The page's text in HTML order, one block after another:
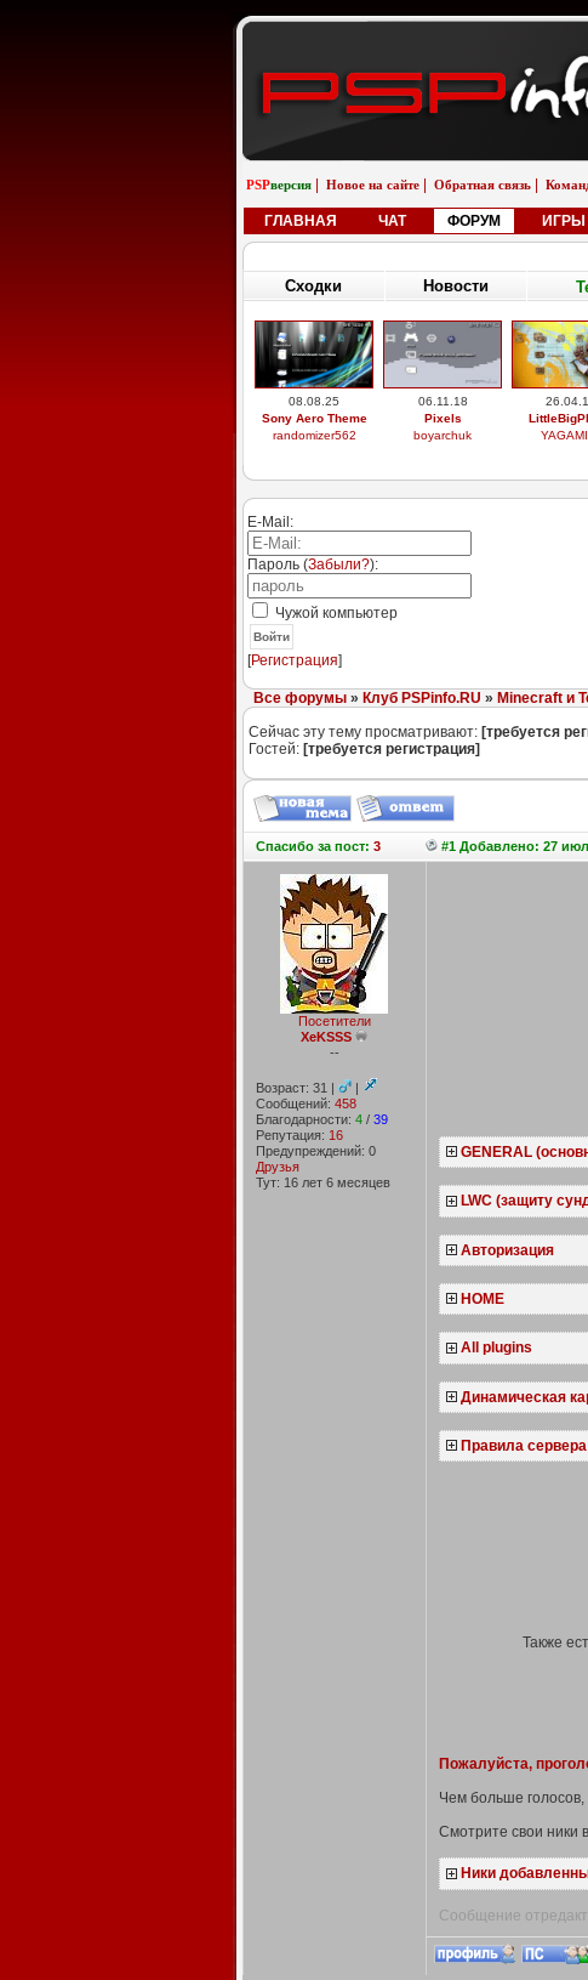
PSPверсия Новое на сайте Обратная связь
ГЛАВНАЯ ЧАТ ФОРУМ ИГРЫ
Сходки Новости
08.08.25
Sony Aero Theme
randomizer562
06.11.18
Pixels
boyarchuk
E-Mail:
Пароль (Забыли?):
Чужой компьютер
Войти
[Регистрация]
Все форумы» Клуб PSPinfo.RU » Minecraft и
Сейчас эту тему просматривают: [требуется
Гостей: [требуется регистрация]
Спасибоза пост: 3 #1 Добавлено: 27
Посетители
XeKSSS
--
Возраст: 31 |
|
Сообщений: 458
Благодарности: 4/ 39
Репутация: 16
Предупреждений: 0
Друзья
Тут: 16 лет 6 месяцев
GENERAL
LWC (защиту
Авторизация
HOME
All plugins
Динамическая
Правила сервера
Также
Пожалуйста,
Чем больше голосов,
Смотрите свои ники
Ники
Сообщение